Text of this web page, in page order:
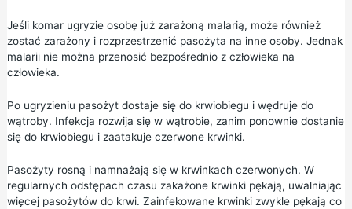
Jeśli komar ugryzie osobę już zarażoną malarią, może również
zostać zarażony i rozprzestrzenić pasożyta na inne osoby. Jednak
malarii nie można przenosić bezpośrednio z człowieka na
człowieka.
Po ugryzieniu pasożyt dostaje się do krwiobiegu i wędruje do
wątroby. Infekcja rozwija się w wątrobie, zanim ponownie dostanie
się do krwiobiegu i zaatakuje czerwone krwinki.
Pasożyty rosną i namnażają się w krwinkach czerwonych. W
regularnych odstępach czasu zakażone krwinki pękają, uwalniając
więcej pasożytów do krwi. Zainfekowane krwinki zwykle pękają co